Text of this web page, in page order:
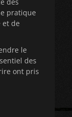
des
pratique
de
le
des
ont pris